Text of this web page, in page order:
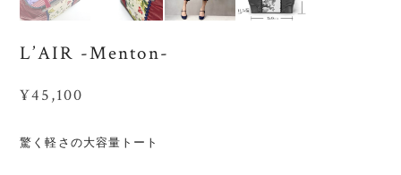
L’AIR -Menton-
¥45,100
驚く軽さの大容量トート